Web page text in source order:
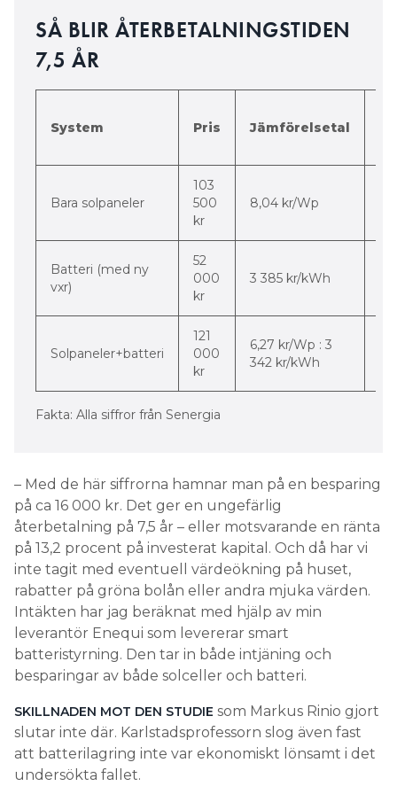
SÅ BLIR ÅTERBETALNINGSTIDEN
7,5 ÅR
System Pris Jämförelsetal
Bara solpaneler
103
500
kr
8,04 kr/Wp
Batteri (med ny
vxr)
52
000
kr
3 385 kr/kWh
Solpaneler+batteri
121
000
kr
6,27 kr/Wp : 3
342 kr/kWh
Fakta: Alla siffror från Senergia
– Med de här siffrorna hamnar man på en besparing
på ca 16 000 kr. Det ger en ungefärlig
återbetalning på 7,5 år – eller motsvarande en ränta
på 13,2 procent på investerat kapital. Och då har vi
inte tagit med eventuell värdeökning på huset,
rabatter på gröna bolån eller andra mjuka värden.
Intäkten har jag beräknat med hjälp av min
leverantör Enequi som levererar smart
batteristyrning. Den tar in både intjäning och
besparingar av både solceller och batteri.
SKILLNADEN MOT DEN STUDIE som Markus Rinio gjort
slutar inte där. Karlstadsprofessorn slog även fast
att batterilagring inte var ekonomiskt lönsamt i det
undersökta fallet.